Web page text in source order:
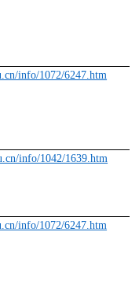
info/1072/6247.htm
info/1042/1639.htm
info/1072/6247.htm